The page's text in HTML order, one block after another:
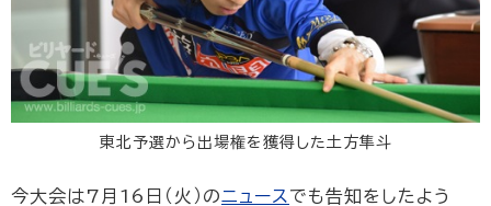
東北予選から出場権を獲得した土方隼斗
今大会は7月16日（火）の ニュース でも告知をしたよう